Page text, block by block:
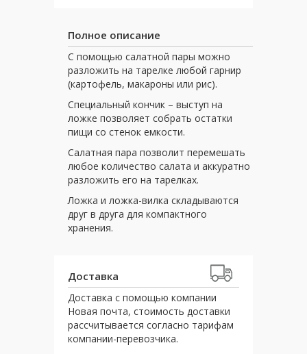
Полное описание
С помощью салатной пары можно
разложить на тарелке любой гарнир
(картофель, макароны или рис).
Специальный кончик – выступ на
ложке позволяет собрать остатки
пищи со стенок емкости.
Салатная пара позволит перемешать
любое количество салата и аккуратно
разложить его на тарелках.
Ложка и ложка-вилка складываются
друг в друга для компактного
хранения.
Доставка
Доставка с помощью компании
Новая почта, стоимость доставки
рассчитывается согласно тарифам
компании-перевозчика.